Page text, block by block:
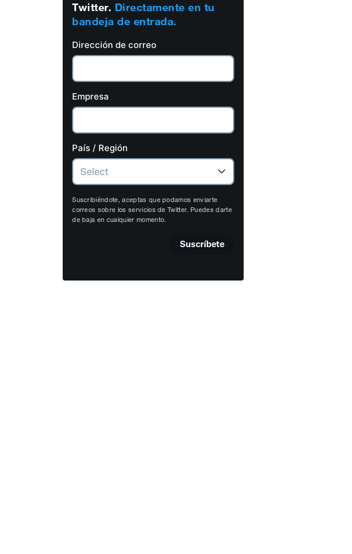
Twitter. Directamente en tu
bandeja de entrada.
Dirección de correo
Empresa
País / Región
Suscribiéndote, aceptas que podamos enviarte
correos sobre los servicios de Twitter. Puedes darte
de baja en cualquier momento.
Suscríbete